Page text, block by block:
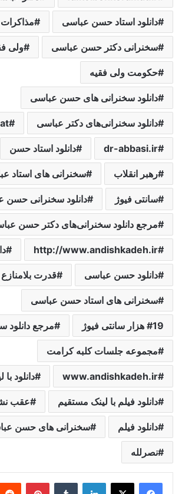
دانلود استاد حسن عباسی مذاکرات
سخنرانی دکتر حسن عباسی ولی
حکومت ولی فقیه
دانلود سخنرانی های حسن عباسی
دانلود سخنرانی‌های دکتر عباسی
dr-abbasi.ir دانلود استاد حسن
رهبر انقلاب سخنرانی های استاد
سانتی فیوژ دانلود سخنرانی حسن
مرجع دانلود سخنرانی‌های دکتر حسن
http://www.andishkadeh.ir
دانلود حسن عباسی قدرت بلامنازع
سخنرانی های استاد حسن عباسی
19 هزار سانتی فیوژ مرجع دانلود
مجموعه جلسات کلبه کرامت
www.andishkadeh.ir دانلود
دانلود فیلم با لینک مستقیم عقب
دانلود فیلم سخنرانی های حسن
نصرلله
لینکدین ‫تامبلر